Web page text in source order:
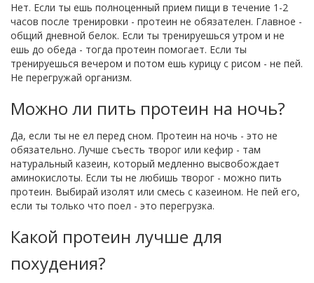
Нет. Если ты ешь полноценный прием пищи в течение 1-2
часов после тренировки - протеин не обязателен. Главное -
общий дневной белок. Если ты тренируешься утром и не
ешь до обеда - тогда протеин помогает. Если ты
тренируешься вечером и потом ешь курицу с рисом - не пей.
Не перегружай организм.
Можно ли пить протеин на ночь?
Да, если ты не ел перед сном. Протеин на ночь - это не
обязательно. Лучше съесть творог или кефир - там
натуральный казеин, который медленно высвобождает
аминокислоты. Если ты не любишь творог - можно пить
протеин. Выбирай изолят или смесь с казеином. Не пей его,
если ты только что поел - это перегрузка.
Какой протеин лучше для
похудения?